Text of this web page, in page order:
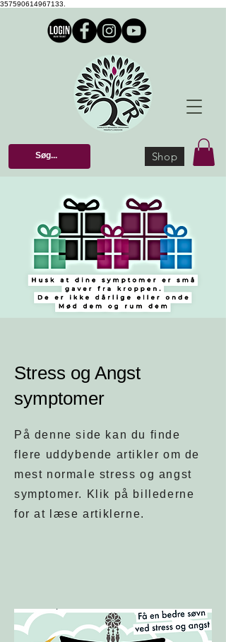
357590614967133.
Shop
Stress og Angst
symptomer
På denne side kan du finde
flere uddybende artikler om de
mest normale stress og angst
symptomer. Klik på billederne
for at læse artiklerne.